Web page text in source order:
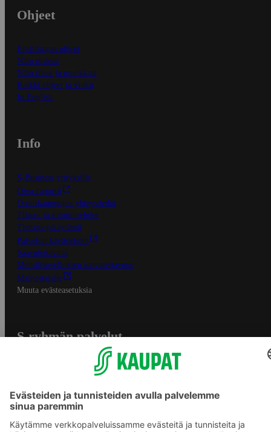
Ohjeet
Ensitilaajan ohjeet
Näin maksat
Näin tilaat ja muokkaat
Kaikki ohjeet ja vinkit
In English
Info
S-Business yrityksille
Oiva-raportit
Osuuskauppojen yhteystiedot
Tilaus- ja toimitusehdot
Tietosuojakäytäntö
Palvelun käyttöehdot
Saavutettavuus
Mobiilisovelluksen saavutettavuus
Mainostajalle
Muuta evästeasetuksia
S-ryhmän palvelut
Yhteishyvä Ruoka -sovellus
S-ostoslista -sovellus
Prisma.fi